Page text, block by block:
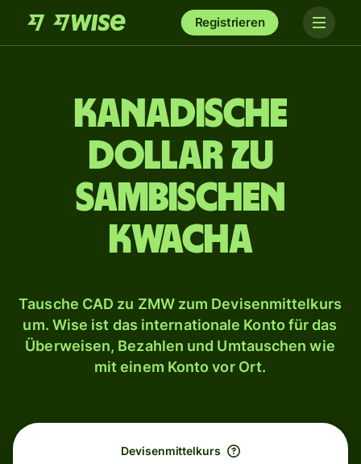
Registrieren
Kanadische
Dollar zu
sambischen
Kwacha
Tausche CAD zu ZMW zum Devisenmittelkurs
um. Wise ist das internationale Konto für das
Überweisen, Bezahlen und Umtauschen wie
mit einem Konto vor Ort.
Devisenmittelkurs